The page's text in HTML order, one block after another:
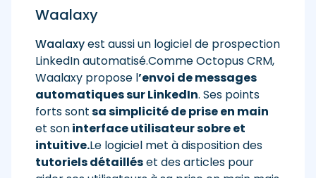
Waalaxy
Waalaxyest aussi un logiciel de prospection
LinkedIn automatisé.Comme Octopus CRM,
Waalaxy propose l’envoi de messages
automatiques sur LinkedIn. Ses points
forts sontsa simplicité de prise en main
et soninterface utilisateur sobre et
intuitive.Le logiciel met à disposition des
tutoriels détailléset des articles pour